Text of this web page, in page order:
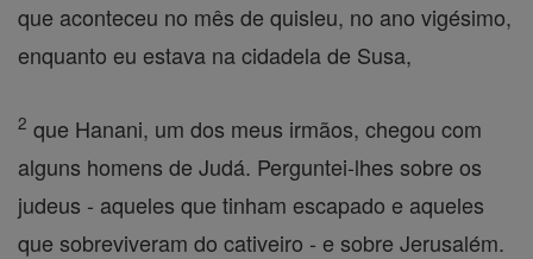
que aconteceu no mês de quisleu, no ano vigésimo,
enquanto eu estava na cidadela de Susa,
2 que Hanani, um dos meus irmãos, chegou com
alguns homens de Judá. Perguntei-lhes sobre os
judeus - aqueles que tinham escapado e aqueles
que sobreviveram do cativeiro - e sobre Jerusalém.